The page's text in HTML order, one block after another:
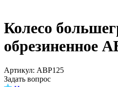
Колесо
обрезиненное
Aртикул: ABP125
Задать вопрос